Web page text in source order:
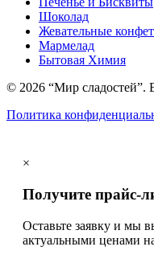
Шоколад
Жевательные
Мармелад
Бытовая Химия
© 2026 “Мир сладостей”.
Политика
×
Получите прайс-
Оставьте заявку и мы
актуальными ценами